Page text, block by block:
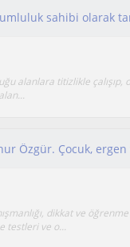
alanlara titizlikle çalışıp,
dikkat ve öğrenme
testleri ve o...